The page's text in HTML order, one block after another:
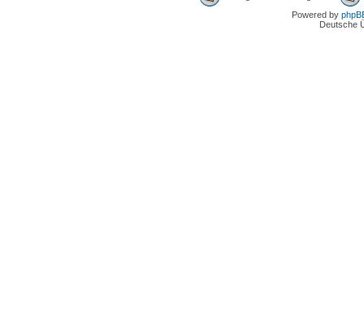
Powered by
Deutsche